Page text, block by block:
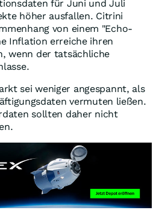
für Juni und Juli
höher ausfallen. Citrini
von einem "Echo-
Inflation erreiche ihren
wenn der tatsächliche
sei weniger angespannt, als
vermuten ließen.
sollten daher nicht